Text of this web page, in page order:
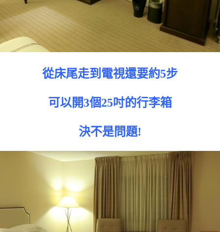
從床尾走到電視還要約5步
可以開3個25吋的行李箱
決不是問題!